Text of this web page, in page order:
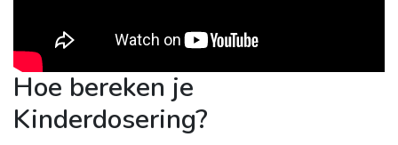
Hoe bereken je
Kinderdosering?